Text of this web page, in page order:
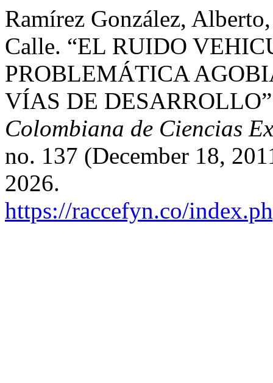
Ramírez González,
Calle. “EL RUIDO
PROBLEMÁTICA
VÍAS DE
Colombiana de Ciencias
no. 137 (December 18,
2026.
https://raccefyn.co/